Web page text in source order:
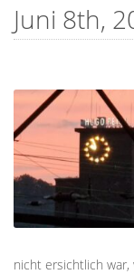
Juni 8th,
nicht ersichtlich